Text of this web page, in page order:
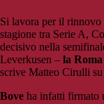
Si lavora per il rinnovo
stagione tra Serie A,
decisivo nella
Leverkusen – la
scrive Matteo Cirulli su
Bove ha infatti firmato